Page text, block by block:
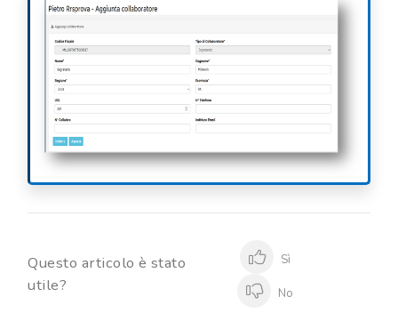
Questo articolo è stato
utile?
Sì
No